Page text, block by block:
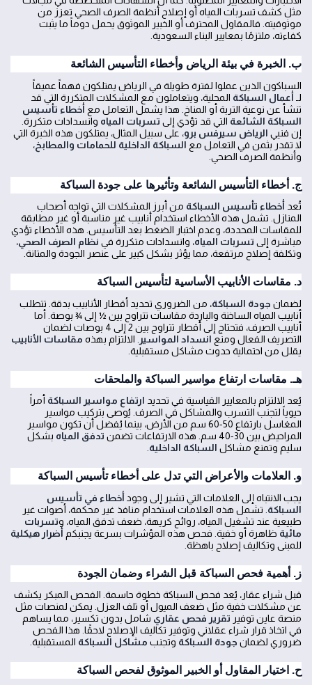
مثل كشف تسربات المياه أو إصلاح أنظمة الصرف الصحي تعزز من
موثوقيته. فالمقاول المحترف أو الخبير الموثوق يحمل دوماً ما يثبت
كفاءته، ملتزمًا بمعايير البناء السعودية.
ب. الخبرة في بيئة الرياض وأخطاء التأسيس الشائعة
السباكون الذين عملوا لفترة طويلة في الرياض يمتلكون فهماً عميقاً
لـ أعمال السباكة المحلية، ويتعاملون مع المشكلات المتكررة التي قد
تنشأ عن نوعية التربة أو المناخ. هذا يشمل التعامل مع أخطاء تأسيس
السباكة الشائعة التي قد تؤدي إلى تسربات المياه وانسدادات متكررة.
إن فنيي الرياض سيرفس برو، على سبيل المثال، يمتلكون هذه الخبرة التي
لا تقدر بثمن في التعامل مع السباكة الداخلية للحمامات والمطابخ،
وأنظمة الصرف الصحي.
ج. أخطاء التأسيس الشائعة وتأثيرها على جودة السباكة
تُعد أخطاء تأسيس السباكة من أبرز المشكلات التي تواجه أصحاب
المنازل. تشمل هذه الأخطاء استخدام أنابيب غير مناسبة أو غير مطابقة
للمقاسات المحددة، وعدم اختبار الضغط بعد التأسيس. هذه الأخطاء تؤدي
مباشرة إلى تسربات المياه، وانسدادات متكررة في نظام الصرف الصحي،
وتكلفة إصلاح مرتفعة، مما يؤثر بشكل كبير على عنصر الجودة والمتانة.
د. مقاسات الأنابيب الأساسية لتأسيس السباكة
لضمان جودة السباكة، من الضروري تحديد أقطار الأنابيب بدقة. تتطلب
أنابيب المياه الساخنة والباردة مقاسات تتراوح بين ½ إلى ¾ بوصة. أما
أنابيب الصرف، فتحتاج إلى أقطار تتراوح بين 2 إلى 4 بوصات لضمان
التصريف الفعال ومنع انسداد المواسير . الالتزام بهذه مقاسات الأنابيب
يقلل من احتمالية حدوث مشاكل مستقبلية.
هـ. مقاسات ارتفاع مواسير السباكة والملحقات
يُعد الالتزام بالمعايير القياسية في تحديد ارتفاع مواسير السباكة أمراً
حيوياً لتجنب التسرب والمشاكل في الصرف. يُوصى بتركيب مواسير
المغاسل بارتفاع 50-60 سم من الأرض، بينما يُفضل أن تكون مواسير
المراحيض بين 30-40 سم. هذه الارتفاعات تضمن
تدفق المياه بشكل
سليم وتمنع مشاكل السباكة الداخلية
و. العلامات والأعراض التي تدل على أخطاء تأسيس السباكة
يجب الانتباه إلى العلامات التي تشير إلى وجود أخطاء في تأسيس
السباكة . تشمل هذه العلامات استخدام منافذ غير محكمة، أصوات غير
طبيعية عند تشغيل المياه، روائح كريهة، ضعف تدفق المياه، وتسربات
مائية ظاهرة أو خفية. فحص هذه المؤشرات بسرعة يجنبكم أضرار هيكلية
للمبنى وتكاليف إصلاح باهظة.
ز. أهمية فحص السباكة قبل الشراء وضمان الجودة
قبل شراء عقار، يُعد فحص السباكة خطوة حاسمة. الفحص المبكر يكشف
عن مشكلات خفية مثل ضعف الميول أو تلف العزل. يمكن لمنصات مثل
منصة عاين توفير تقرير فحص عقاري شامل بدون تكسير، مما يساهم
في اتخاذ قرار شراء عقلاني وتوفير تكاليف الإصلاح لاحقًا. هذا الفحص
ضروري لضمان جودة السباكة وتجنب مشاكل السباكة المستقبلية.
ح. اختيار المقاول أو الخبير الموثوق لفحص السباكة